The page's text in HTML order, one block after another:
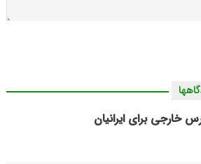
خارجی برای ایرانیان